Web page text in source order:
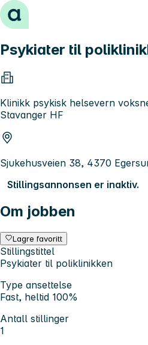
Hopp til innhold
Psykiater til
Klinikk psykisk helsevern
Stavanger HF
Sjukehusveien 38, 4370
Stillingsannonsen er inaktiv.
Om jobben
Lagre favoritt
Stillingstittel
Psykiater til poliklinikken
Type ansettelse
Fast, heltid 100%
Antall stillinger
1